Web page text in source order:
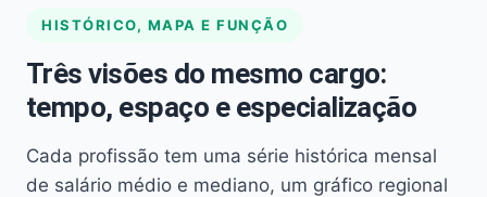
HISTÓRICO, MAPA E FUNÇÃO
Três visões do mesmo cargo:
tempo, espaço e especialização
Cada profissão tem uma série histórica mensal
de salário médio e mediano, um gráfico regional